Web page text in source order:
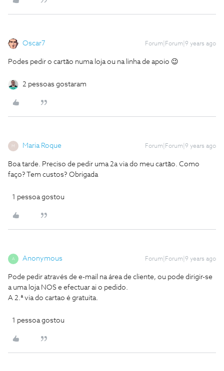
Oscar7 Forum|Forum|9 years ago
Podes pedir o cartão numa loja ou na linha de apoio 😉
2 pessoas gostaram
M Maria Roque Forum|Forum|9 years ago
Boa tarde. Preciso de pedir uma 2a via do meu cartão. Como
faço? Tem custos? Obrigada
1 pessoa gostou
A Anonymous Forum|Forum|9 years ago
Pode pedir através de e-mail na área de cliente, ou pode dirigir-se
a uma loja NOS e efectuar ai o pedido.
A 2.ª via do cartao é gratuita.
1 pessoa gostou